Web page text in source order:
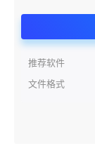
推荐软件
文件格式